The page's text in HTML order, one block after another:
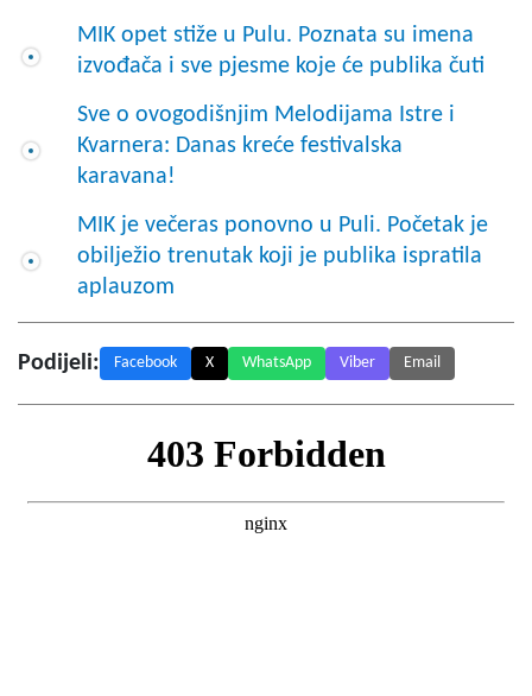
MIK opet stiže u Pulu. Poznata su imena
izvođača i sve pjesme koje će publika čuti
Sve o ovogodišnjim Melodijama Istre i
Kvarnera: Danas kreće festivalska
karavana!
MIK je večeras ponovno u Puli. Početak je
obilježio trenutak koji je publika ispratila
aplauzom
Podijeli: Facebook X WhatsApp Viber Email